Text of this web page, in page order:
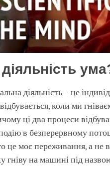
діяльність – це
коли ми
ці два процеси
в безперервному
це моє переживання, а не
гніву на машині під